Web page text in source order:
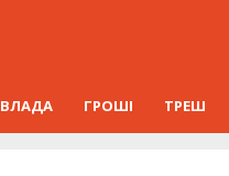
ВЛАДА ГРОШІ ТРЕШ